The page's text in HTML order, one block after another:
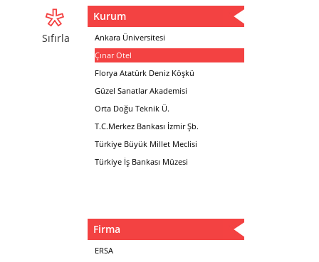
Sıfırla
Kurum
Ankara Üniversitesi
Çınar Otel
Florya Atatürk Deniz Köşkü
Güzel Sanatlar Akademisi
Orta Doğu Teknik Ü.
T.C.Merkez Bankası İzmir Şb.
Türkiye Büyük Millet Meclisi
Türkiye İş Bankası Müzesi
Firma
ERSA